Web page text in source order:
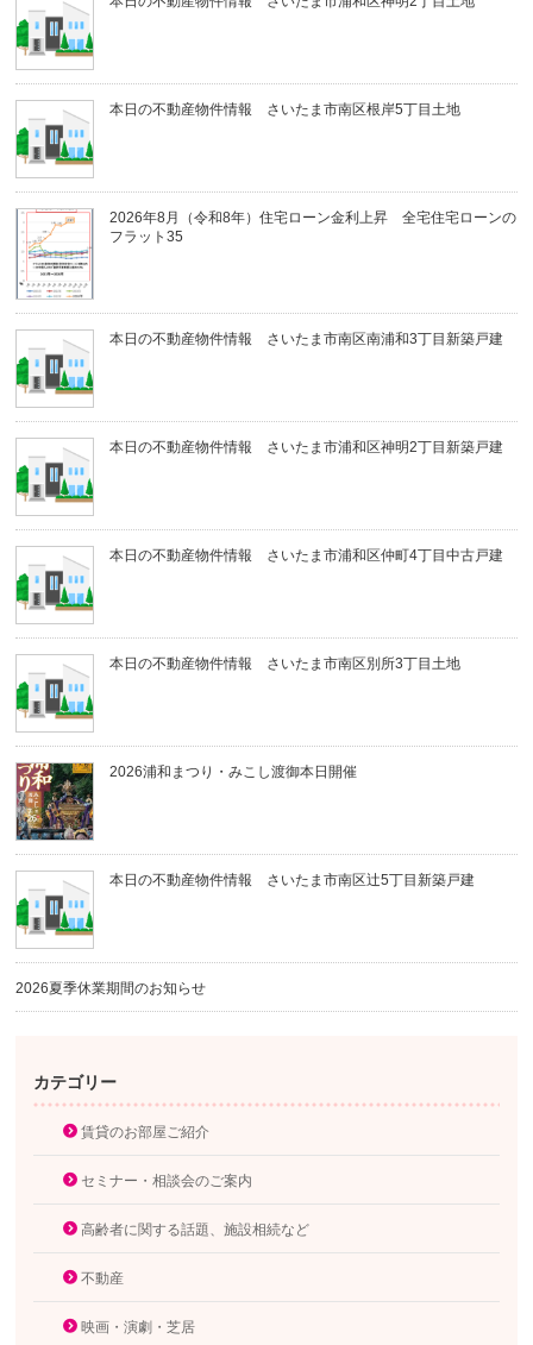
本日の不動産物件情報 さいたま市南区根岸5丁目土地
2026年8月（令和8年）住宅ローン金利上昇 全宅住宅ローンの
フラット35
本日の不動産物件情報 さいたま市南区南浦和3丁目新築戸建
本日の不動産物件情報 さいたま市浦和区神明2丁目新築戸建
本日の不動産物件情報 さいたま市浦和区仲町4丁目中古戸建
本日の不動産物件情報 さいたま市南区別所3丁目土地
2026浦和まつり・みこし渡御本日開催
本日の不動産物件情報 さいたま市南区辻5丁目新築戸建
2026夏季休業期間のお知らせ
カテゴリー
賃貸のお部屋ご紹介
セミナー・相談会のご案内
高齢者に関する話題、施設相続など
不動産
映画・演劇・芝居